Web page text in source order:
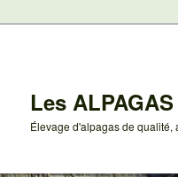
Les
Élevage d'alpagas de